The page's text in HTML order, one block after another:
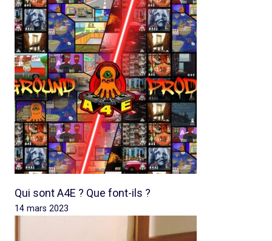
Qui sont A4E ? Que font-ils ?
14 mars 2023